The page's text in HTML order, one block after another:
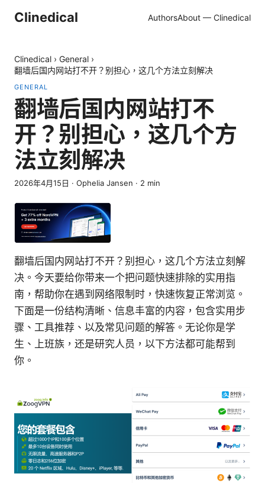
Clinedical AuthorsAbout — Clinedical
Clinedical › General ›
翻墙后国内网站打不开？别担心，这几个方法立刻解决
GENERAL
翻墙后国内网站打不
开？别担心，这几个方
法立刻解决
2026年4月15日 · Ophelia Jansen · 2 min
翻墙后国内网站打不开？别担心，这几个方法立刻解
决。今天要给你带来一个把问题快速排除的实用指
南，帮助你在遇到网络限制时，快速恢复正常浏览。
下面是一份结构清晰、信息丰富的内容，包含实用步
骤、工具推荐、以及常见问题的解答。无论你是学
生、上班族，还是研究人员，以下方法都可能帮到
你。